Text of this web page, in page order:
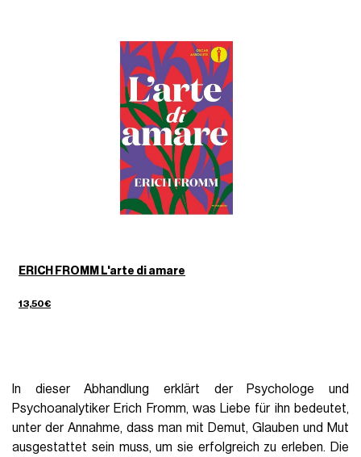
ERICH FROMM L'arte di amare
13,50€
In dieser Abhandlung erklärt der Psychologe und
Psychoanalytiker Erich Fromm, was Liebe für ihn bedeutet,
unter der Annahme, dass man mit Demut, Glauben und Mut
ausgestattet sein muss, um sie erfolgreich zu erleben. Die